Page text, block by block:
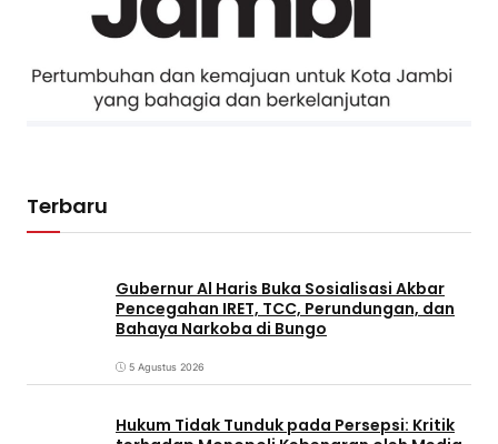
Terbaru
Gubernur Al Haris Buka Sosialisasi Akbar
Pencegahan IRET, TCC, Perundungan, dan
Bahaya Narkoba di Bungo
5 Agustus 2026
Hukum Tidak Tunduk pada Persepsi: Kritik